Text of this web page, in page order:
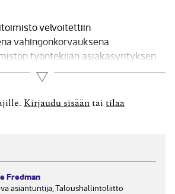
velvoitettiin
vahingonkorvauksena
työntekijän asiakasyrityksen
siirtämät varat.
taustana olleet teot Tilitoimisto oli
kirjanpitoa
johon tilitoimiston työntekijöillä
oli...
Lue lisää
Kirjaudu sisään tai tilaa
Fredman
asiantuntija, Taloushallintoliitto